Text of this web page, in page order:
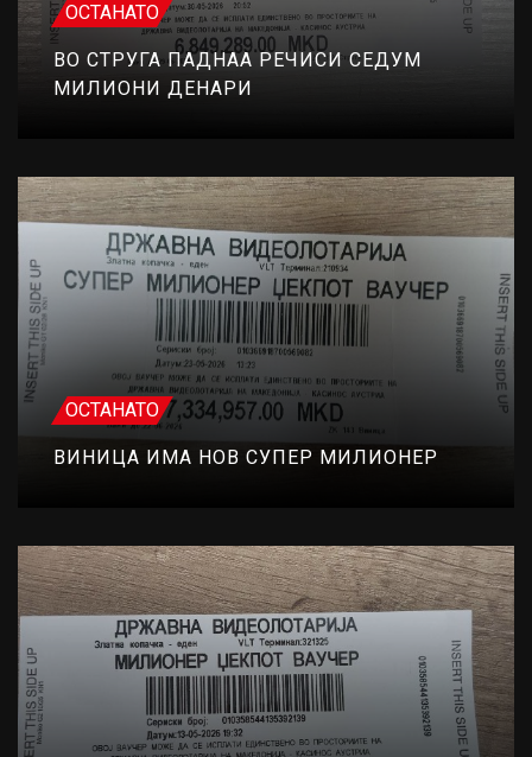
ОСТАНАТО
ВО СТРУГА ПАДНАА РЕЧИСИ СЕДУМ
МИЛИОНИ ДЕНАРИ
ОСТАНАТО
ВИНИЦА ИМА НОВ СУПЕР МИЛИОНЕР